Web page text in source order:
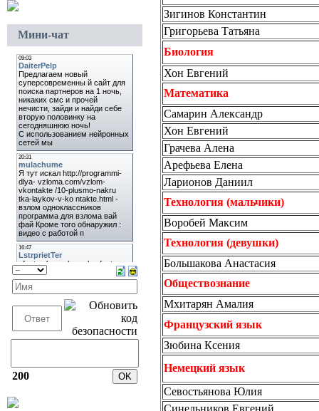
Мини-чат
200
Зигинов Константин
Григорьева Татьяна
Биология
Хон Евгений
Математика
Самарин Александр
Хон Евгений
Грачева Алена
Арефьева Елена
Ларионов Даниил
Технология (мальчики)
Воробей Максим
Технология (девушки)
Большакова Анастасия
Обществознание
Мхитарян Амалия
Французский язык
Зюбина Ксения
Немецкий язык
Севостьянова Юлия